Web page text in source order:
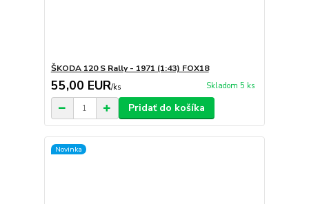
ŠKODA 120 S Rally - 1971 (1:43) FOX18
55,00 EUR/ks Skladom 5 ks
Pridať do košíka
Novinka